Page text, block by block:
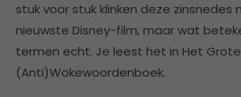
stuk voor stuk klinken deze zinsnedes
nieuwste Disney-film, maar wat
termen echt. Je leest het in Het Grote
(Anti)Wokewoordenboek.